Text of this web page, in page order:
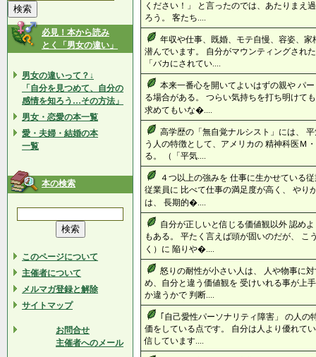
必見！本から読み
とく「男女の違い」
男女の違いって？↓
「自分を見つめて、自分の
感情を知ろう…その方法」
男女・恋愛の本一覧
愛・夫婦・結婚の本
一覧
本の検索
このページについて
主催者について
メルマガ登録と解除
サイトマップ
お問合せ
主催者へのメール
ください！」 と言ったのでは、あたりまえ
ろう。 客たち....
年収や仕事、既婚、モテ自慢、容姿、
潜んでいます。 自分がマウンティングされ
「バカにされてい....
本来一番心を開いてよいはずの親や パ
る場合がある。 つらい気持ちを打ち明けて
求めてもいな�....
高学歴の「無自覚ナルシスト」には、
う人の特徴として、アメリカの 精神科医Ｍ
る。 （「平気....
４つ以上の強みを 仕事に生かせている
従業員に 比べて仕事の満足度が高く、 やり
は、 長期的�....
自分が正しいと信じる価値観以外 認め
もある。 平たく言えば頭が固いのだが、 こ
く）に 陥りや�....
怒りの耐性が小さい人は、 人や物事に
め、自分と違う価値観を 受けいれる事が上
か違うかで 判断....
｢自己愛性パーソナリティ障害」 の人の
価をしている点です。 自分は人より優れて
信しています....